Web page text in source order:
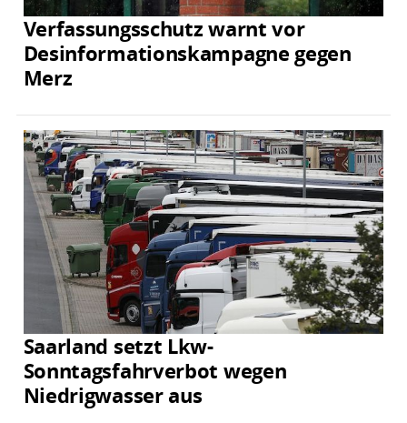
Verfassungsschutz warnt vor
Desinformationskampagne gegen
Merz
Saarland setzt Lkw-
Sonntagsfahrverbot wegen
Niedrigwasser aus